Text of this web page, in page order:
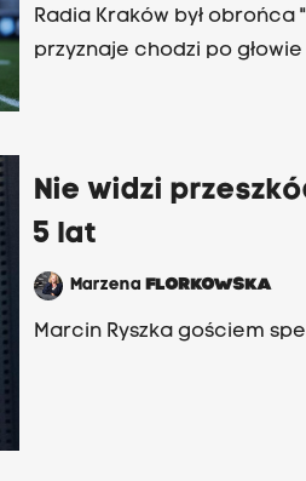
Radia Kraków był obrońca
przyznaje chodzi po
Nie widzi
5 lat
MarzenaFLORKOWSKA
Marcin Ryszka gościem